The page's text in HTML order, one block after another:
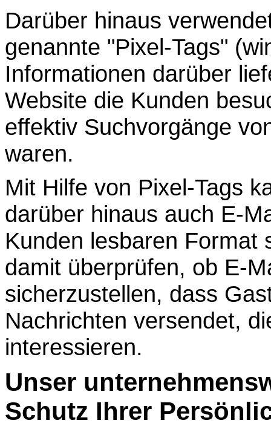
Darüber hinaus
genannte "Pixel-Tags"
Informationen darüber
Website die Kunden
effektiv Suchvorgänge
waren.
Mit Hilfe von Pixel-Tags
darüber hinaus auch E-
Kunden lesbaren Format
damit überprüfen, ob E-
sicherzustellen, dass
Nachrichten versendet,
interessieren.
Unser
Schutz Ihrer